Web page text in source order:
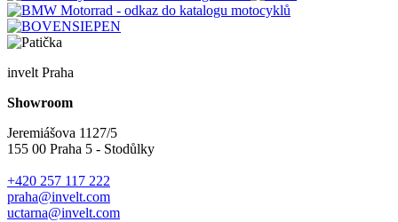
invelt Praha
Showroom
Jeremiášova 1127/5
155 00 Praha 5 - Stodůlky
+420 257 117 222
praha@invelt.com
uctarna@invelt.com